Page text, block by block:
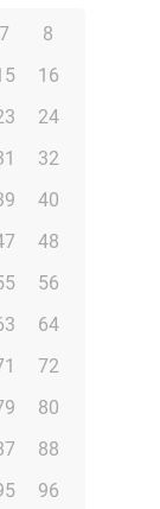
7
8
16
24
32
40
48
56
64
72
80
88
96